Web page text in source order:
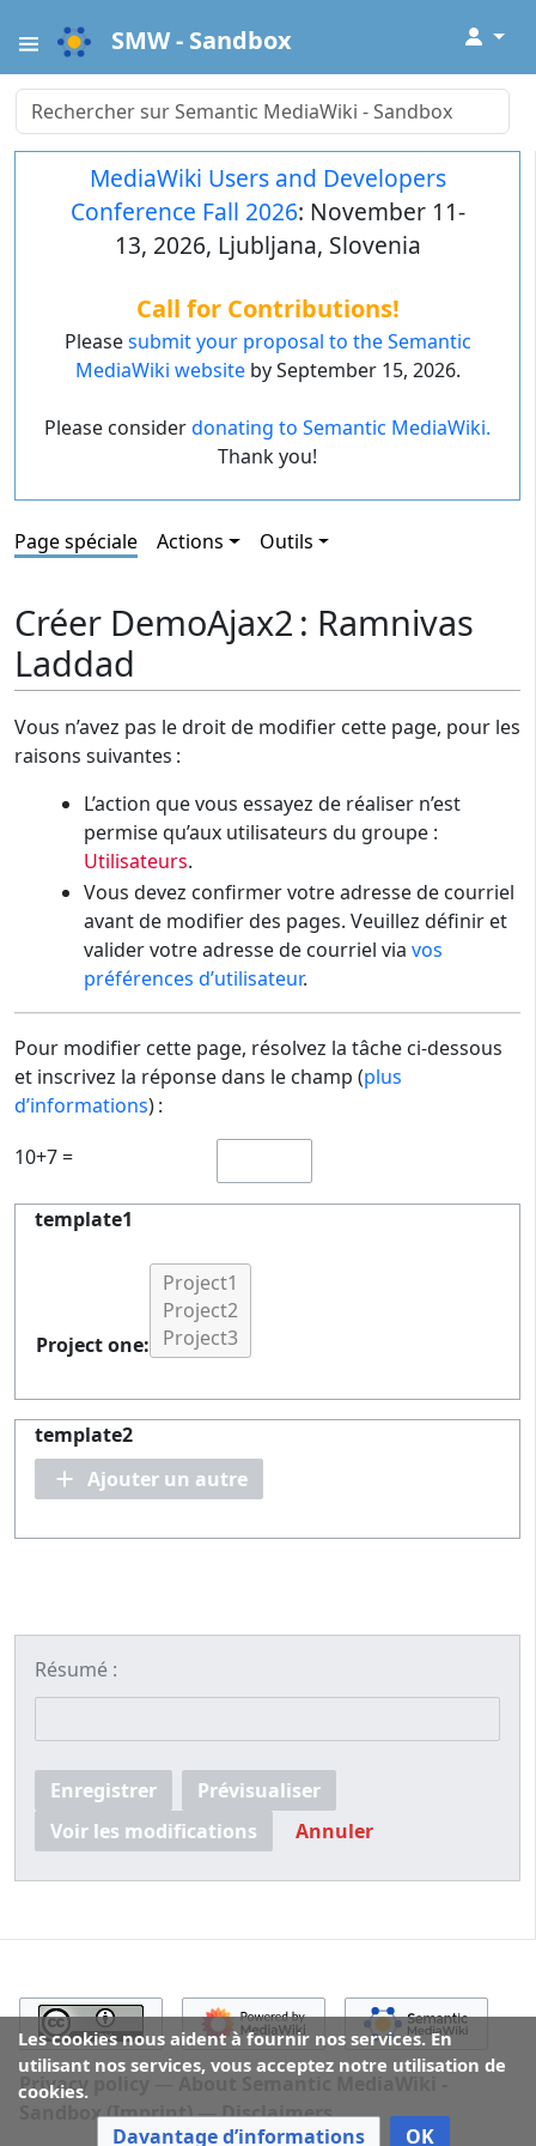
SMW - Sandbox ↓
MediaWiki Users and Developers
Conference Fall 2026: November 11-
13, 2026, Ljubljana, Slovenia
Call for Contributions!
Pleasesubmit your proposal to the Semantic
MediaWiki websiteby September 15, 2026.
Please considerdonating to Semantic MediaWiki.
Thank you!
Page spéciale Actions Outils
Créer DemoAjax2 : Ramnivas
Laddad
Vous n’avez pas le droit de modifier cette page, pour les
raisons suivantes :
L’action que vous essayez de réaliser n’est
permise qu’aux utilisateurs du groupe :
Utilisateurs.
Vous devez confirmer votre adresse de courriel
avant de modifier des pages. Veuillez définir et
valider votre adresse de courriel via vos
préférences d’utilisateur.
Pour modifier cette page, résolvez la tâche ci-dessous
et inscrivez la réponse dans le champ (plus
d’informations) :
10+7 =
template1
Project one:
template2
Ajouter un autre
Résumé :
Enregistrer
Prévisualiser
Voir les modifications
Annuler
Les cookies nous aident à fournir nos services. En
utilisant nos services, vous acceptez notre utilisation de
cookies.
Davantage d’informations OK
Privacy policy
About Semantic MediaWiki -
Sandbox (Imprint)
Disclaimers